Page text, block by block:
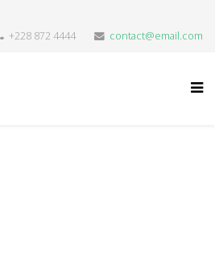
+228 872 4444 contact@email.com